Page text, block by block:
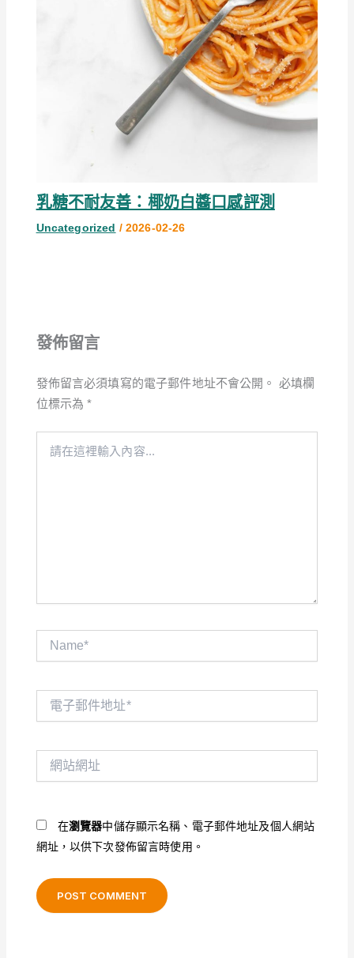
乳糖不耐友善：椰奶白醬口感評測
Uncategorized / 2026-02-26
發佈留言
發佈留言必須填寫的電子郵件地址不會公開。 必填欄
位標示為*
在瀏覽器中儲存顯示名稱、電子郵件地址及個人網站
網址，以供下次發佈留言時使用。